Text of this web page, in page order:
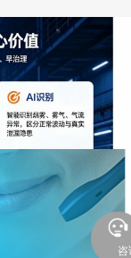
咨